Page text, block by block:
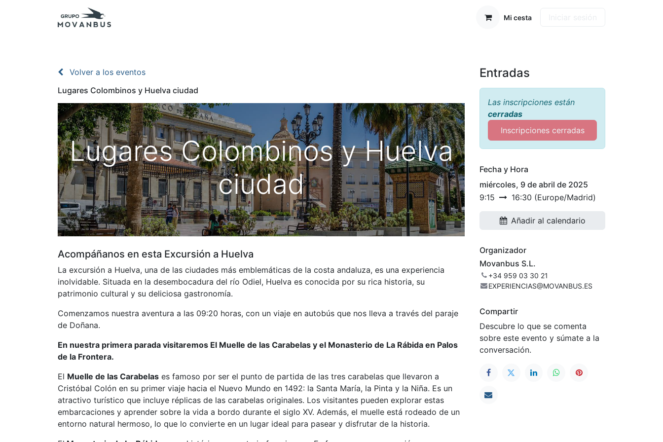
Mi cesta
Volver a los eventos
Lugares Colombinos y Huelva ciudad
Lugares Colombinos y Huelva
ciudad
Acompáñanos en esta Excursión a Huelva
La excursión a Huelva, una de las ciudades más emblemáticas de la costa andaluza, es una experiencia
inolvidable. Situada en la desembocadura del río Odiel, Huelva es conocida por su rica historia, su
patrimonio cultural y su deliciosa gastronomía.
Comenzamos nuestra aventura a las 09:20 horas, con un viaje en autobús que nos lleva a través del paraje
de Doñana.
En nuestra primera parada visitaremos El Muelle de las Carabelas y el Monasterio de La Rábida en Palos
de la Frontera.
El Muelle de las Carabelas es famoso por ser el punto de partida de las tres carabelas que llevaron a
Cristóbal Colón en su primer viaje hacia el Nuevo Mundo en 1492: la Santa María, la Pinta y la Niña. Es un
atractivo turístico que incluye réplicas de las carabelas originales. Los visitantes pueden explorar estas
embarcaciones y aprender sobre la vida a bordo durante el siglo XV. Además, el muelle está rodeado de un
entorno natural hermoso, lo que lo convierte en un lugar ideal para pasear y disfrutar de la historia.
Entradas
Las inscripciones están
cerradas
Inscripciones cerradas
Fecha y Hora
miércoles, 9 de abril de 2025
9:15
16:30 (Europe/Madrid)
Añadir al calendario
Organizador
Movanbus S.L.
+34 959 03 30 21
EXPERIENCIAS@MOVANBUS.ES
Compartir
Descubre lo que se comenta
sobre este evento y súmate a la
conversación.